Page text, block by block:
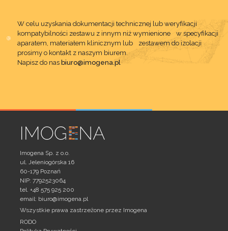
W celu uzyskania dokumentacji technicznej lub weryfikacji
kompatybilności zestawu z innym niż wymienione w specyfikacji
aparatem, materiałem klinicznym lub zestawem do izolacji
prosimy o kontakt z naszym biurem.
Napisz do nas biuro@imogena.pl
Imogena Sp. z o.o.
ul. Jeleniogórska 16
60-179 Poznań
NIP: 7792523064
tel. +48 575 925 200
email: biuro@imogena.pl
Wszystkie prawa zastrzeżone przez Imogena
RODO